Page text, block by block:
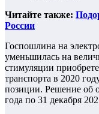
Читайте также:
России
Госпошлина на
уменьшилась на
стимуляции
транспорта в 2020
позиции. Решение об
года по 31 декабря